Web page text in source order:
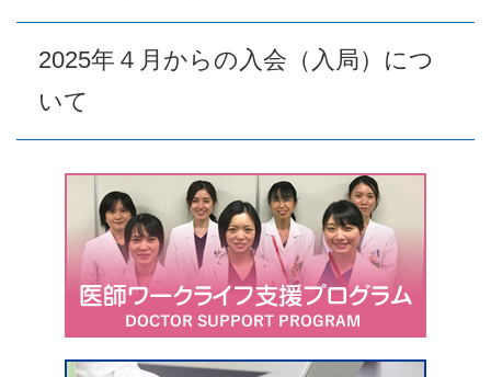
2025年４月からの入会（入局）につ
いて